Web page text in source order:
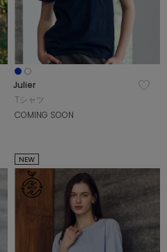
Julier
Tシャツ
COMING SOON
NEW